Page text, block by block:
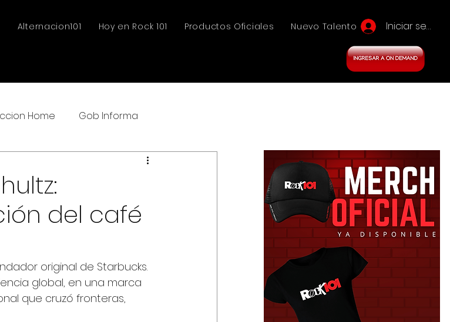
Alternacion101 Hoy en Rock 101 Productos Oficiales Nuevo Talento Iniciar sesión
Home Gob Informa
del café
original de Starbucks.
global, en una marca
que cruzó fronteras,